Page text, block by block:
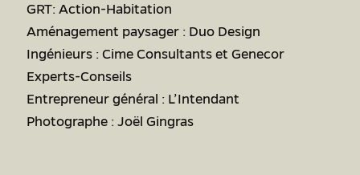
GRT: Action-Habitation
Aménagement paysager : Duo Design
Ingénieurs : Cime Consultants et Genecor
Experts-Conseils
Entrepreneur général : L’Intendant
Photographe : Joël Gingras